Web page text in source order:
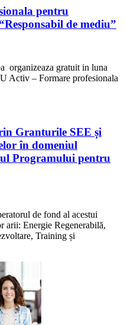
pentru
de mediu”
organizeaza gratuit in luna
Activ – Formare profesionala
Granturile SEE și
în domeniul
Programului pentru
de fond al acestui
arii: Energie Regenerabilă,
Training și